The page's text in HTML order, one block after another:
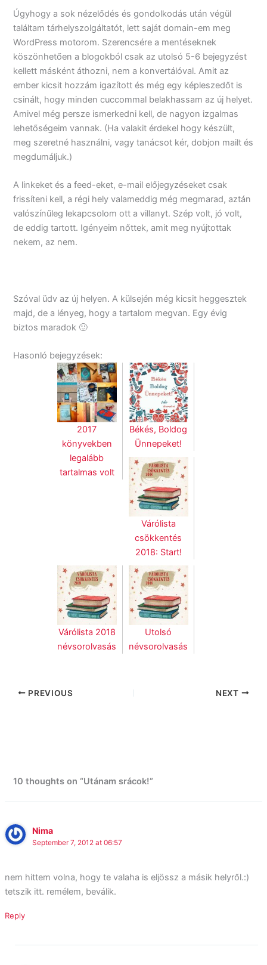
Úgyhogy a sok nézelődés és gondolkodás után végül
találtam tárhelyszolgáltatót, lett saját domain-em meg
WordPress motorom. Szerencsére a mentéseknek
köszönhetően a blogokból csak az utolsó 5-6 bejegyzést
kellett másként áthozni, nem a konvertálóval. Amit az
ember kicsit hozzám igazított és még egy képleszedőt is
csinált, hogy minden cuccommal belakhassam az új helyet.
Amivel még persze ismerkedni kell, de nagyon izgalmas
lehetőségeim vannak. (Ha valakit érdekel hogy készült,
meg szeretné használni, vagy tanácsot kér, dobjon mailt és
megdumáljuk.)
A linkeket és a feed-eket, e-mail előjegyzéseket csak
frissíteni kell, a régi hely valameddig még megmarad, aztán
valószínűleg lekapcsolom ott a villanyt. Szép volt, jó volt,
de eddig tartott. Igényeim nőttek, amit meg nyújtottak
nekem, az nem.
Szóval üdv az új helyen. A külsején még kicsit heggesztek
majd, de a lényeg, hogy a tartalom megvan. Egy évig
biztos maradok 🙂
Hasonló bejegyzések:
2017
könyvekben
legalább
tartalmas volt
Békés, Boldog
Ünnepeket!
Várólista
csökkentés
2018: Start!
Várólista 2018
névsorolvasás
Utolsó
névsorolvasás
PREVIOUS NEXT
10 thoughts on “Utánam srácok!”
Nima
September 7, 2012 at 06:57
nem hittem volna, hogy te valaha is eljössz a másik helyről.:)
tetszik itt. remélem, beválik.
Reply